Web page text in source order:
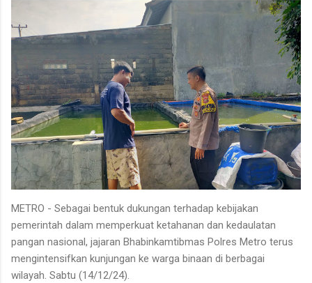
METRO - Sebagai bentuk dukungan terhadap kebijakan
pemerintah dalam memperkuat ketahanan dan kedaulatan
pangan nasional, jajaran Bhabinkamtibmas Polres Metro terus
mengintensifkan kunjungan ke warga binaan di berbagai
wilayah. Sabtu (14/12/24).